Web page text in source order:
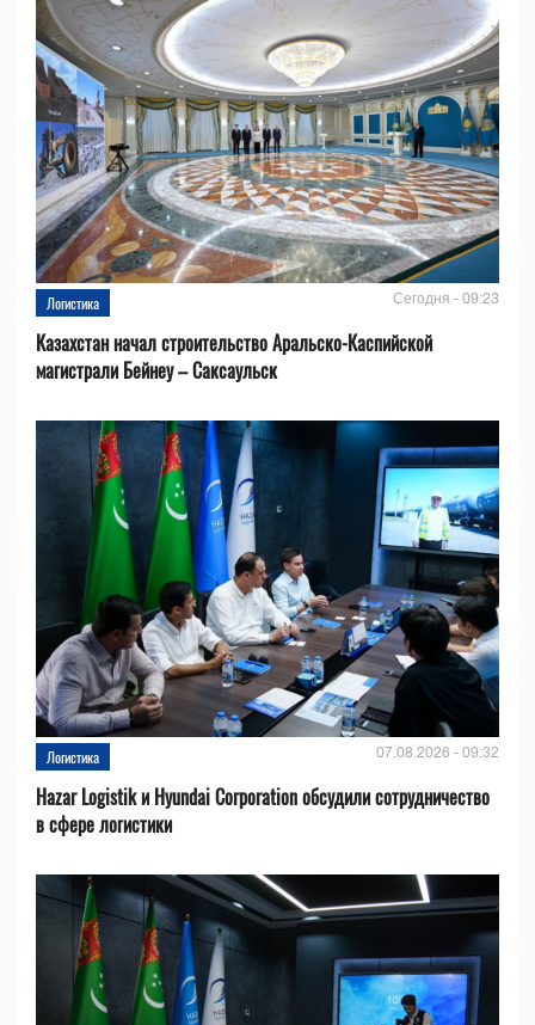
Логистика Сегодня - 09:23
Казахстан начал строительство Аральско-Каспийской
магистрали Бейнеу – Саксаульск
Логистика 07.08.2026 - 09:32
Hazar Logistik и Hyundai Corporation обсудили сотрудничество
в сфере логистики